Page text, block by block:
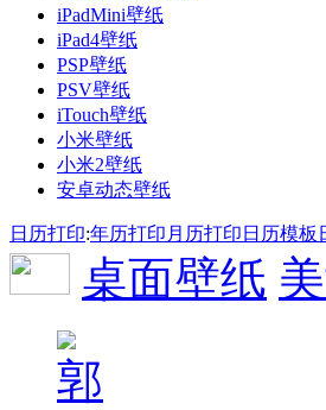
iPadMini壁纸
iPad4壁纸
PSP壁纸
PSV壁纸
iTouch壁纸
小米壁纸
小米2壁纸
安卓动态壁纸
日历打印:年历打印 月历打印 日历模板
桌面壁纸